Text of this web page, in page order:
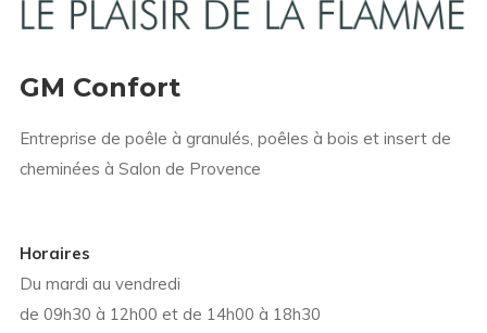
GM Confort
Entreprise de poêle à granulés, poêles à bois et insert de
cheminées à Salon de Provence
Horaires
Du mardi au vendredi
de 09h30 à 12h00 et de 14h00 à 18h30